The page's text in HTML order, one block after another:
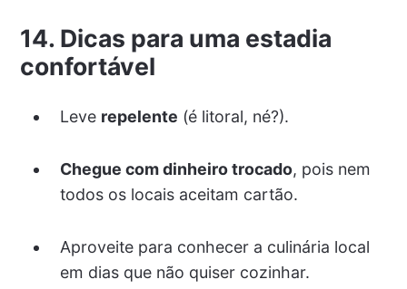
14. Dicas para uma estadia
confortável
Leve repelente (é litoral, né?).
Chegue com dinheiro trocado, pois nem
todos os locais aceitam cartão.
Aproveite para conhecer a culinária local
em dias que não quiser cozinhar.